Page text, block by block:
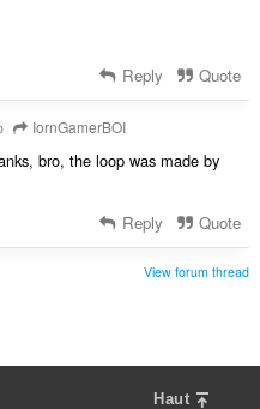
Reply Quote
IornGamerBOI
bro, the loop was made by
Reply Quote
View forum thread
Haut